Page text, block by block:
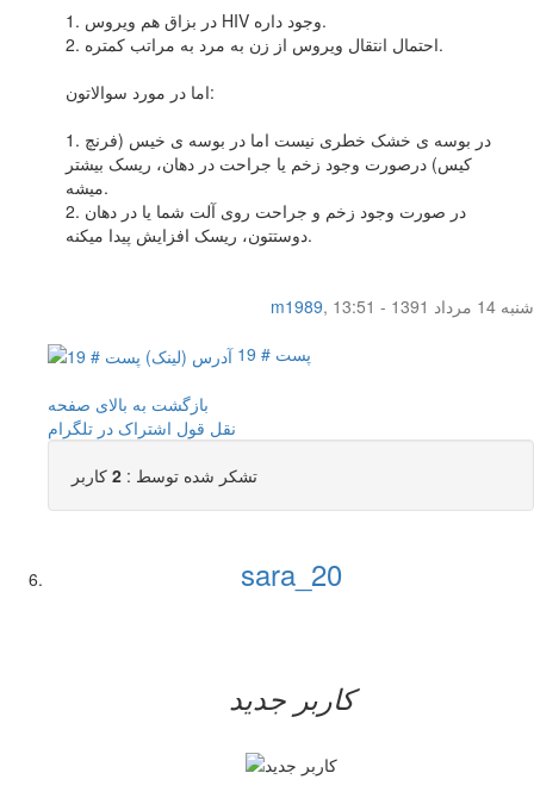
1. در بزاق هم ویروس HIV وجود داره.
2. احتمال انتقال ویروس از زن به مرد به مراتب کمتره.
اما در مورد سوالاتون:
1. در بوسه ی خشک خطری نیست اما در بوسه ی خیس (فرنچ
کیس) درصورت وجود زخم یا جراحت در دهان، ریسک بیشتر
میشه.
2. در صورت وجود زخم و جراحت روی آلت شما یا در دهان
دوستتون، ریسک افزایش پیدا میکنه.
m1989,
شنبه 14 مرداد 1391 - 13:51
پست # 19
بازگشت به بالای صفحه
نقل قول اشتراک در تلگرام
تشکر شده توسط : 2 کاربر
sara_20
کاربر جدید